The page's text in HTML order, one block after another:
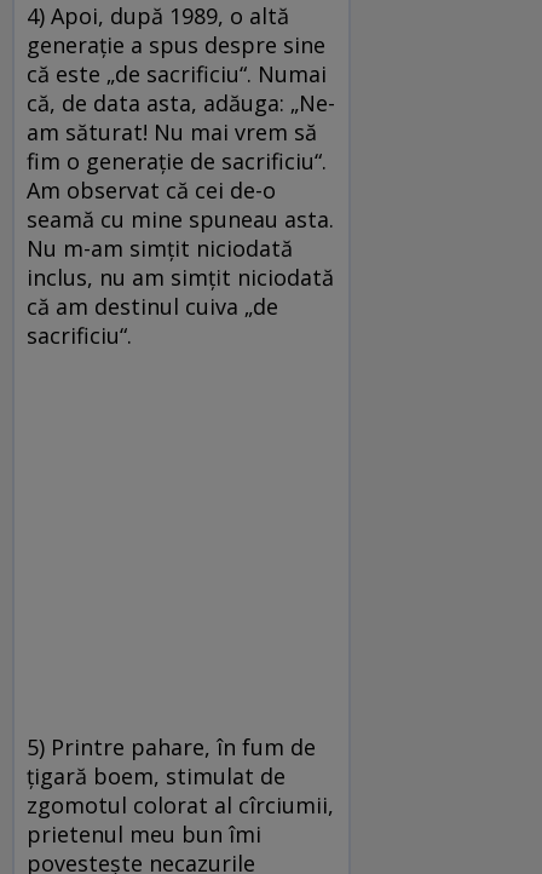
4) Apoi, după 1989, o altă
generaţie a spus despre sine
că este „de sacrificiu“. Numai
că, de data asta, adăuga: „Ne-
am săturat! Nu mai vrem să
fim o generaţie de sacrificiu“.
Am observat că cei de-o
seamă cu mine spuneau asta.
Nu m-am simţit niciodată
inclus, nu am simţit niciodată
că am destinul cuiva „de
sacrificiu“.
5) Printre pahare, în fum de
ţigară boem, stimulat de
zgomotul colorat al cîrciumii,
prietenul meu bun îmi
povesteşte necazurile